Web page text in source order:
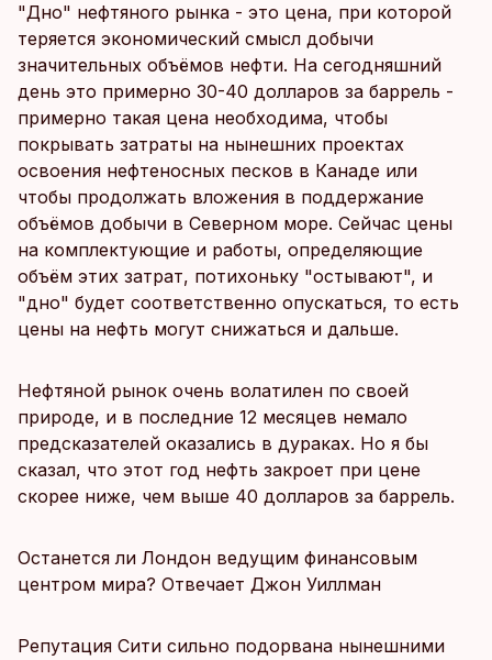
"Дно" нефтяного рынка - это цена, при которой
теряется экономический смысл добычи
значительных объёмов нефти. На сегодняшний
день это примерно 30-40 долларов за баррель -
примерно такая цена необходима, чтобы
покрывать затраты на нынешних проектах
освоения нефтеносных песков в Канаде или
чтобы продолжать вложения в поддержание
объёмов добычи в Северном море. Сейчас цены
на комплектующие и работы, определяющие
объём этих затрат, потихоньку "остывают", и
"дно" будет соответственно опускаться, то есть
цены на нефть могут снижаться и дальше.
Нефтяной рынок очень волатилен по своей
природе, и в последние 12 месяцев немало
предсказателей оказались в дураках. Но я бы
сказал, что этот год нефть закроет при цене
скорее ниже, чем выше 40 долларов за баррель.
Останется ли Лондон ведущим финансовым
центром мира? Отвечает Джон Уиллман
Репутация Сити сильно подорвана нынешними